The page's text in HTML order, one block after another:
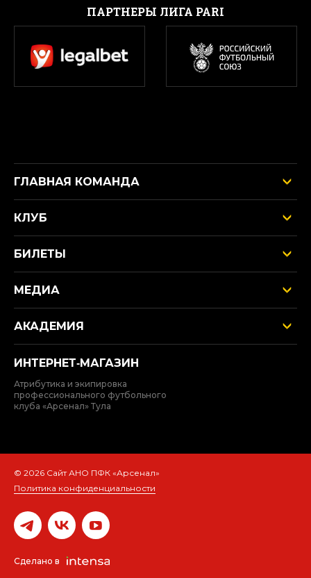
ПАРТНЕРЫ ЛИГА PARI
ГЛАВНАЯ КОМАНДА
КЛУБ
БИЛЕТЫ
МЕДИА
АКАДЕМИЯ
ИНТЕРНЕТ‑МАГАЗИН
Атрибутика и экипировка
профессионального футбольного
клуба «Арсенал» Тула
© 2026 Сайт АНО ПФК «Арсенал»
Политика конфиденциальности
Сделано в